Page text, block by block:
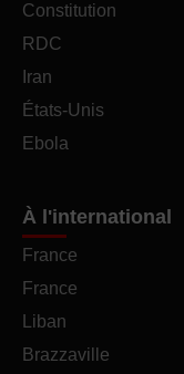
Constitution
RDC
Iran
États-Unis
Ebola
À l'international
France
France
Liban
Brazzaville